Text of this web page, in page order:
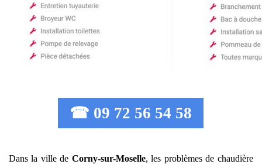
☎ 09 72 56 54 58
Dans la ville de Corny-sur-Moselle, les problèmes de chaudière